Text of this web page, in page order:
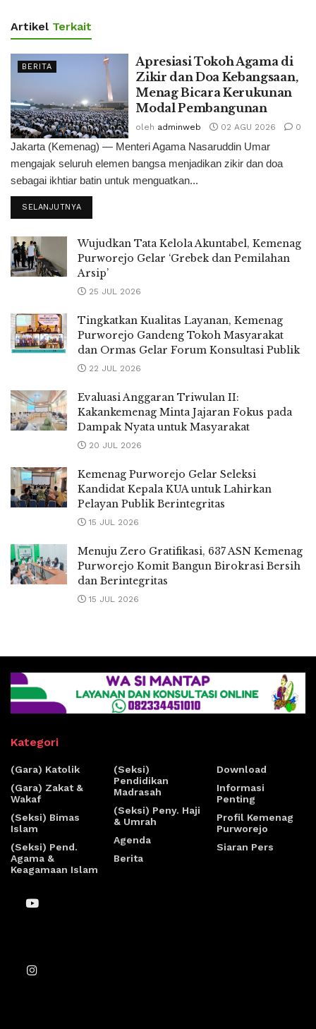
Artikel Terkait
BERITA
Apresiasi Tokoh Agama di
Zikir dan Doa Kebangsaan,
Menag Bicara Kerukunan
Modal Pembangunan
oleh adminweb 02 AGU 2026 0
Jakarta (Kemenag) — Menteri Agama Nasaruddin Umar
mengajak seluruh elemen bangsa menjadikan zikir dan doa
sebagai ikhtiar batin untuk menguatkan...
SELANJUTNYA
Wujudkan Tata Kelola Akuntabel, Kemenag
Purworejo Gelar ‘Grebek dan Pemilahan
Arsip’
25 JUL 2026
Tingkatkan Kualitas Layanan, Kemenag
Purworejo Gandeng Tokoh Masyarakat
dan Ormas Gelar Forum Konsultasi Publik
22 JUL 2026
Evaluasi Anggaran Triwulan II:
Kakankemenag Minta Jajaran Fokus pada
Dampak Nyata untuk Masyarakat
20 JUL 2026
Kemenag Purworejo Gelar Seleksi
Kandidat Kepala KUA untuk Lahirkan
Pelayan Publik Berintegritas
15 JUL 2026
Menuju Zero Gratifikasi, 637 ASN Kemenag
Purworejo Komit Bangun Birokrasi Bersih
dan Berintegritas
15 JUL 2026
Kategori
(Gara) Katolik
(Gara) Zakat &
Wakaf
(Seksi) Bimas
Islam
(Seksi) Pend.
Agama &
Keagamaan Islam
(Seksi)
Pendidikan
Madrasah
(Seksi) Peny. Haji
& Umrah
Agenda
Berita
Download
Informasi
Penting
Profil Kemenag
Purworejo
Siaran Pers